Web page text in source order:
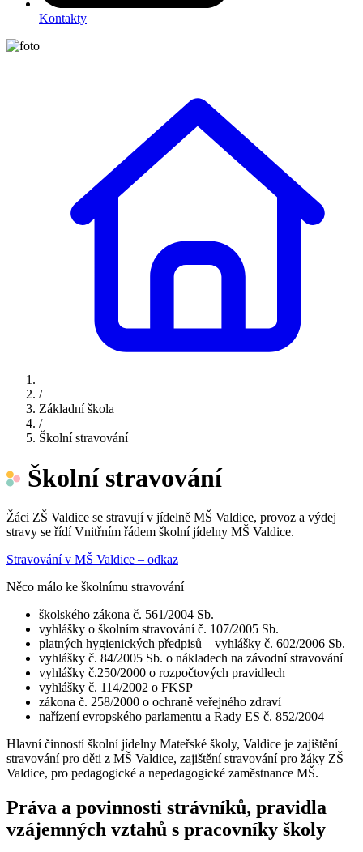
Kontakty
/
Základní škola
/
Školní stravování
Školní stravování
Žáci ZŠ Valdice se stravují v jídelně MŠ Valdice, provoz a výdej
stravy se řídí Vnitřním řádem školní jídelny MŠ Valdice.
Stravování v MŠ Valdice – odkaz
Něco málo ke školnímu stravování
školského zákona č. 561/2004 Sb.
vyhlášky o školním stravování č. 107/2005 Sb.
platných hygienických předpisů – vyhlášky č. 602/2006 Sb.
vyhlášky č. 84/2005 Sb. o nákladech na závodní stravování
vyhlášky č.250/2000 o rozpočtových pravidlech
vyhlášky č. 114/2002 o FKSP
zákona č. 258/2000 o ochraně veřejného zdraví
nařízení evropského parlamentu a Rady ES č. 852/2004
Hlavní činností školní jídelny Mateřské školy, Valdice je zajištění
stravování pro děti z MŠ Valdice, zajištění stravování pro žáky ZŠ
Valdice, pro pedagogické a nepedagogické zaměstnance MŠ.
Práva a povinnosti strávníků, pravidla
vzájemných vztahů s pracovníky školy